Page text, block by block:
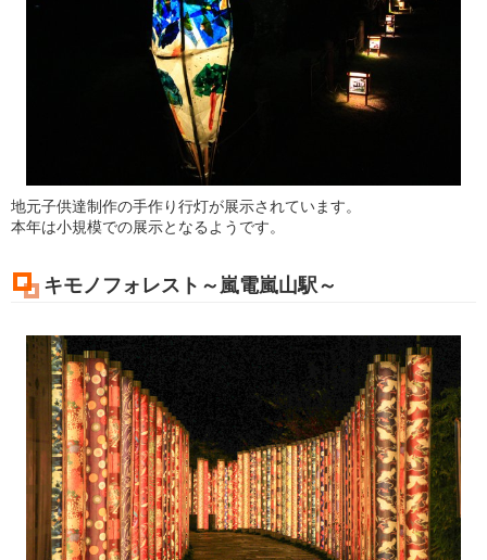
地元子供達制作の手作り行灯が展示されています。
本年は小規模での展示となるようです。
キモノフォレスト～嵐電嵐山駅～